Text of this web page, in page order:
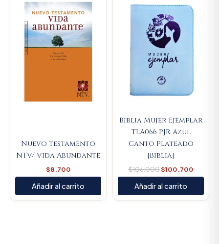
Nuevo Testamento
NTV/ Vida Abundante
$8.700
Añadir al carrito
Biblia Mujer Ejemplar
TLA066 PJR Azul
Canto Plateado
[Biblia]
$106.000
$106.000.
$100.700
is:
Añadir al carrito